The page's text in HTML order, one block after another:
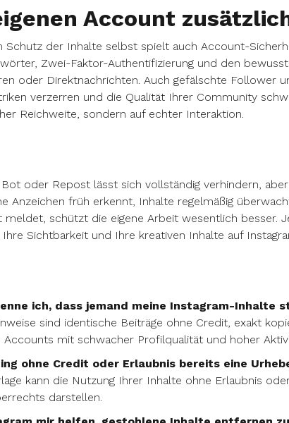
Account
Schutz der Inhalte selbst spielt auch Account-
Zwei-Faktor-Authentifizierung und den
oder Direktnachrichten. Auch gefälschte Follower
verzerren und die Qualität Ihrer Community
Reichweite, sondern auf echter Interaktion.
oder Repost lässt sich vollständig verhindern,
Anzeichen früh erkennt, Inhalte regelmäßig
meldet, schützt die eigene Arbeit wesentlich besser.
Ihre Sichtbarkeit und Ihre kreativen Inhalte auf
ich, dass jemand meine Instagram-Inhalte
sind identische Beiträge ohne Credit, exakt
Accounts mit schwacher Profilqualität und hoher
ohne Credit oder Erlaubnis bereits eine
kann die Nutzung Ihrer Inhalte ohne Erlaubnis
darstellen.